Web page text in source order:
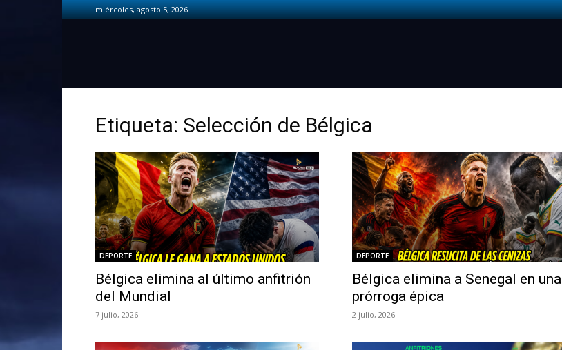
miércoles, agosto 5, 2026
Etiqueta: Selección de Bélgica
DEPORTE
Bélgica elimina al último anfitrión
del Mundial
7 julio, 2026
DEPORTE
Bélgica elimina a Senegal en una
prórroga épica
2 julio, 2026